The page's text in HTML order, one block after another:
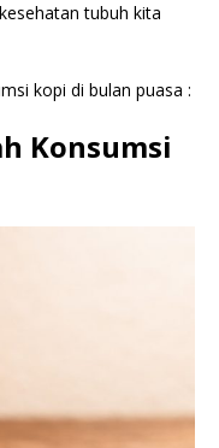
tubuh kita
kopi di bulan puasa :
Konsumsi